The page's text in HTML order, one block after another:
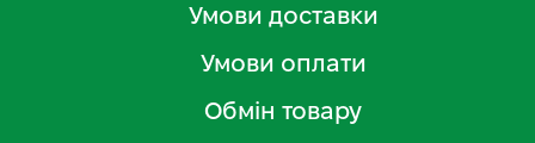
Умови доставки
Умови оплати
Обмін товару